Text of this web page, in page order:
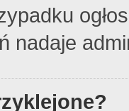
nadaje